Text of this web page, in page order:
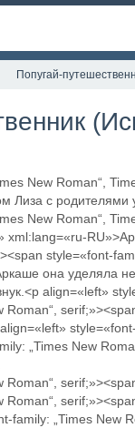
Попугай-
New Roman“,
Лиза с родителями
New Roman“,
xml:lang=«ru-
style=«font-
она уделяла
align=«left»
Roman“,
„Times New
Roman“,
family: „Times New